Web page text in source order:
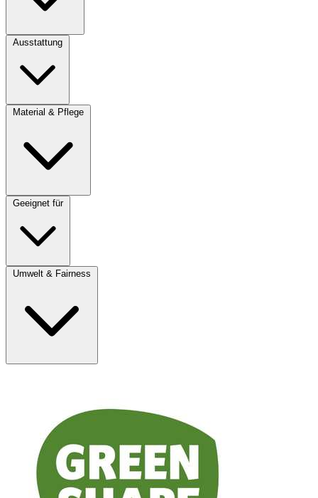
Ausstattung
Material & Pflege
Geeignet für
Umwelt & Fairness